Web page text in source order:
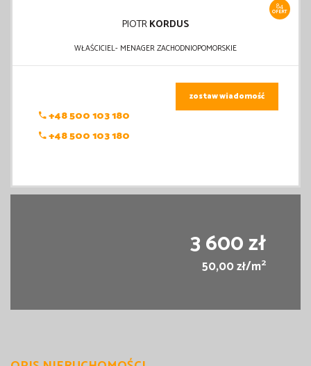
84
OFERT
PIOTRKORDUS
WŁAŚCICIEL- MENAGER ZACHODNIOPOMORSKIE
+48 500 103 180
+48 500 103 180
zostaw wiadomość
3 600 zł
50,00 zł/m2